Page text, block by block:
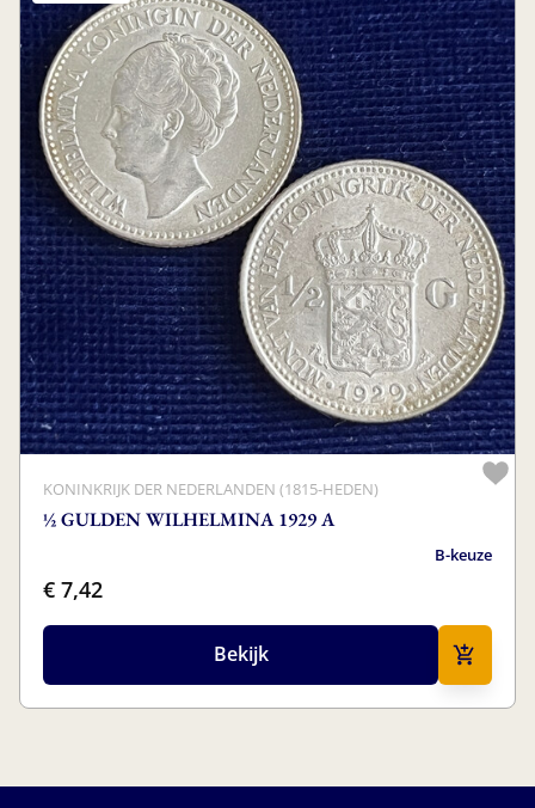
KONINKRIJK DER NEDERLANDEN (1815-HEDEN)
½ GULDEN WILHELMINA 1929 A
B-keuze
€ 7,42
Bekijk